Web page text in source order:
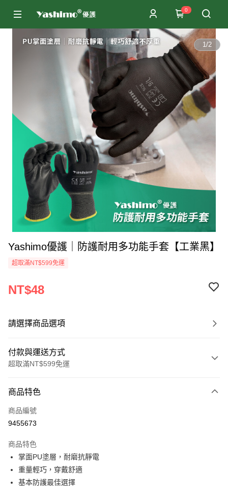
0
1/2
Yashimo優護｜防護耐用多功能手套【工業黑】
超取滿NT$599免運
NT$48
請選擇商品選項
付款與運送方式
超取滿NT$599免運
信用卡一次付款
超商取貨付款
Apple Pay
街口支付
商品特色
商品編號
9455673
商品特色
掌面PU塗層，耐磨抗靜電
重量輕巧，穿戴舒適
基本防護最佳選擇